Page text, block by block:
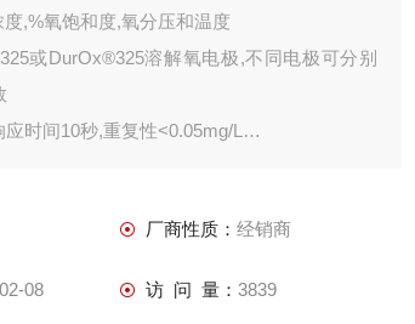
,%氧饱和度,氧分压和温度
或DurOx®325溶解氧电极,不同电极可分别
时间10秒,重复性<0.05mg/L
校准状态等
测量数据,可在1s-60min之间设定存储
厂商性质： 经销商
08 访 问 量： 3839